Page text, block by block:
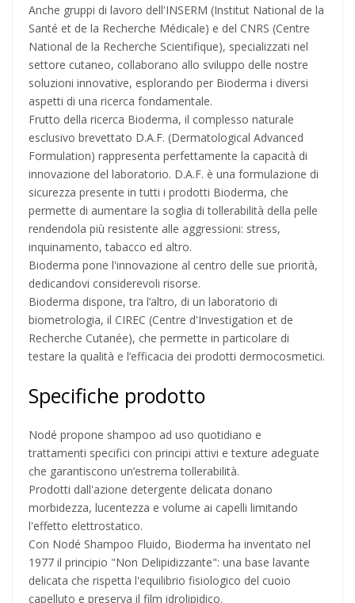
Anche gruppi di lavoro dell'INSERM (Institut National de la
Santé et de la Recherche Médicale) e del CNRS (Centre
National de la Recherche Scientifique), specializzati nel
settore cutaneo, collaborano allo sviluppo delle nostre
soluzioni innovative, esplorando per Bioderma i diversi
aspetti di una ricerca fondamentale.
Frutto della ricerca Bioderma, il complesso naturale
esclusivo brevettato D.A.F. (Dermatological Advanced
Formulation) rappresenta perfettamente la capacità di
innovazione del laboratorio. D.A.F. è una formulazione di
sicurezza presente in tutti i prodotti Bioderma, che
permette di aumentare la soglia di tollerabilità della pelle
rendendola più resistente alle aggressioni: stress,
inquinamento, tabacco ed altro.
Bioderma pone l'innovazione al centro delle sue priorità,
dedicandovi considerevoli risorse.
Bioderma dispone, tra l’altro, di un laboratorio di
biometrologia, il CIREC (Centre d'Investigation et de
Recherche Cutanée), che permette in particolare di
testare la qualità e l’efficacia dei prodotti dermocosmetici.
Specifiche prodotto
Nodé propone shampoo ad uso quotidiano e
trattamenti specifici con principi attivi e texture adeguate
che garantiscono un’estrema tollerabilità.
Prodotti dall'azione detergente delicata donano
morbidezza, lucentezza e volume ai capelli limitando
l'effetto elettrostatico.
Con Nodé Shampoo Fluido, Bioderma ha inventato nel
1977 il principio "Non Delipidizzante": una base lavante
delicata che rispetta l'equilibrio fisiologico del cuoio
capelluto e preserva il film idrolipidico.